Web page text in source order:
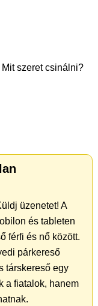
szeret csinálni?
üzenetet! A
és tableten
férfi és nő között.
párkereső
társkereső egy
a fiatalok, hanem